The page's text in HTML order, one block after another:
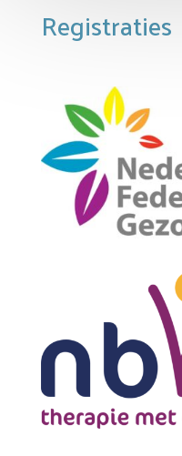
Registraties